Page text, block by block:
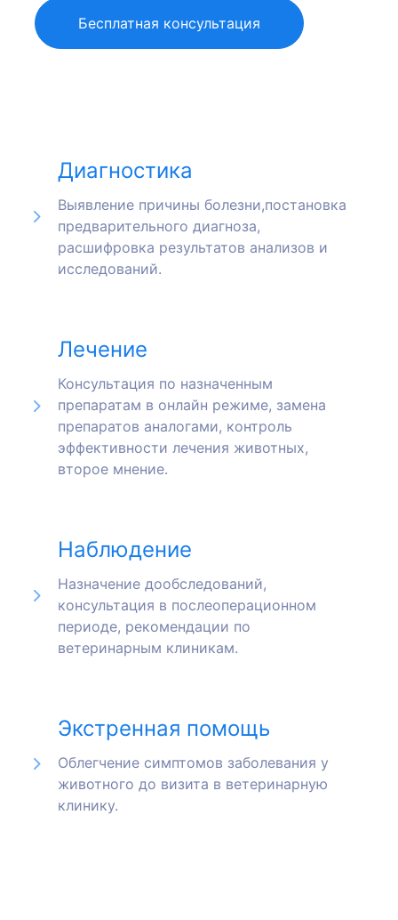
Бесплатная консультация
Диагностика
Выявление причины болезни,постановка
предварительного диагноза,
расшифровка результатов анализов и
исследований.
Лечение
Консультация по назначенным
препаратам в онлайн режиме, замена
препаратов аналогами, контроль
эффективности лечения животных,
второе мнение.
Наблюдение
Назначение дообследований,
консультация в послеоперационном
периоде, рекомендации по
ветеринарным клиникам.
Экстренная помощь
Облегчение симптомов заболевания у
животного до визита в ветеринарную
клинику.